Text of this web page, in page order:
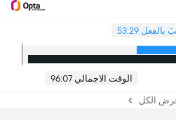
بالفعل 53:29
الوقت الاجمالي 96:07
الكل